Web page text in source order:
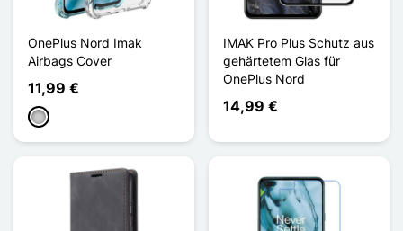
OnePlus Nord Imak
Airbags Cover
11,99 €
Transparent
IMAK Pro Plus Schutz aus
gehärtetem Glas für
OnePlus Nord
14,99 €